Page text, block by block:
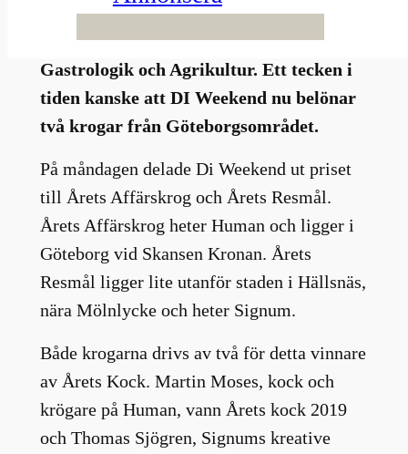
omsvängning på gång? Tre av de bästa
lägger ju ner verksamheten 2023: Oaxen,
Gastrologik och Agrikultur. Ett tecken i
tiden kanske att DI Weekend nu belönar
två krogar från Göteborgsområdet.
På måndagen delade Di Weekend ut priset
till Årets Affärskrog och Årets Resmål.
Årets Affärskrog heter Human och ligger i
Göteborg vid Skansen Kronan. Årets
Resmål ligger lite utanför staden i Hällsnäs,
nära Mölnlycke och heter Signum.
Både krogarna drivs av två för detta vinnare
av Årets Kock. Martin Moses, kock och
krögare på Human, vann Årets kock 2019
och Thomas Sjögren, Signums kreative